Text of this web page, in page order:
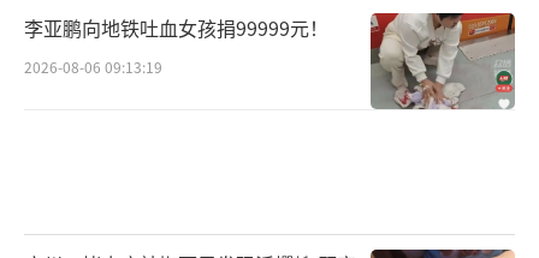
李亚鹏向地铁吐血女孩捐99999元！
2026-08-06 09:13:19